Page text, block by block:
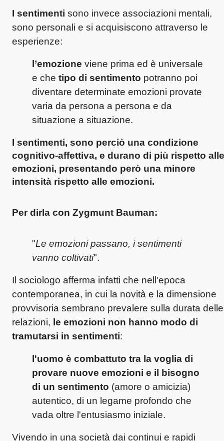
I sentimenti sono invece associazioni mentali,
sono personali e si acquisiscono attraverso le
esperienze:
l’emozione viene prima ed è universale
e che tipo di sentimento potranno poi
diventare determinate emozioni provate
varia da persona a persona e da
situazione a situazione.
I sentimenti, sono perciò una condizione
cognitivo-affettiva, e durano di più rispetto alle
emozioni, presentando però una minore
intensità rispetto alle emozioni.
Per dirla con Zygmunt Bauman:
"Le emozioni passano, i sentimenti
vanno coltivati".
Il sociologo afferma infatti che nell'epoca
contemporanea, in cui la novità e la dimensione
provvisoria sembrano prevalere sulla durata delle
relazioni, le emozioni non hanno modo di
tramutarsi in sentimenti:
l'uomo è combattuto tra la voglia di
provare nuove emozioni e il bisogno
di un sentimento (amore o amicizia)
autentico, di un legame profondo che
vada oltre l'entusiasmo iniziale.
Vivendo in una società dai continui e rapidi